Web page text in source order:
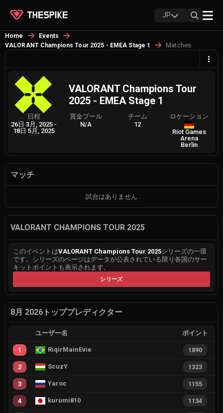
JP
Home
Events
VALORANT Champions Tour 2025 - EMEA Stage 1
Matches
VALORANT Champions Tour
2025 - EMEA Stage 1
日程
26日 3月, 2025 -
18日 5月, 2025
賞金プール
N/A
チーム
12
ロケーション
Riot Games
Arena
Berlin
マッチ
試合はありません
VALORANT CHAMPIONS TOUR 2025
このイベントはVALORANT Champions Tour 2025シリーズの一環
です。シリーズのページはデータが公表されている限り各国のサー
キットポイントも表示されます。
シリーズ
8月 2026トッププレディクター
ユーザー名 ポイント
1 RiqirMainEvie 1890
2 ScuzY 1323
3 Yaroc 1155
4 kurumi810 1134